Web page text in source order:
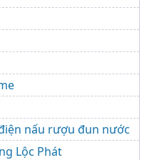
nấu rượu đun nước
Lộc Phát